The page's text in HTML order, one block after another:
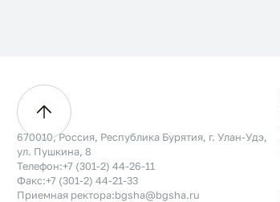
670010, Россия, Республика Бурятия, г. Улан-Удэ,
ул. Пушкина, 8
Телефон:+7 (301-2) 44-26-11
Факс:+7 (301-2) 44-21-33
Приемная ректора:bgsha@bgsha.ru